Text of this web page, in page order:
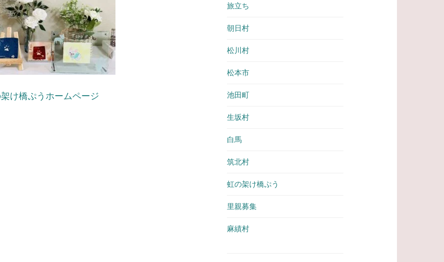
け橋ぷうホームページ
旅立ち
朝日村
松川村
松本市
池田町
生坂村
白馬
筑北村
虹の架け橋ぷう
里親募集
麻績村